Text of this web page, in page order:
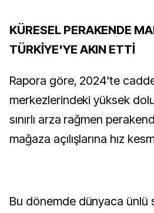
KÜRESEL PERAKENDE
TÜRKİYE'YE AKIN ETTİ
Rapora göre, 2024'te
merkezlerindeki yüksek
sınırlı arza rağmen
mağaza açılışlarına hız
Bu dönemde dünyaca ünlü